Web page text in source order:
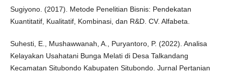
Sugiyono. (2017). Metode Penelitian Bisnis: Pendekatan
Kuantitatif, Kualitatif, Kombinasi, dan R&D. CV. Alfabeta.
Suhesti, E., Mushawwanah, A., Puryantoro, P. (2022). Analisa
Kelayakan Usahatani Bunga Melati di Desa Talkandang
Kecamatan Situbondo Kabupaten Situbondo. Jurnal Pertanian